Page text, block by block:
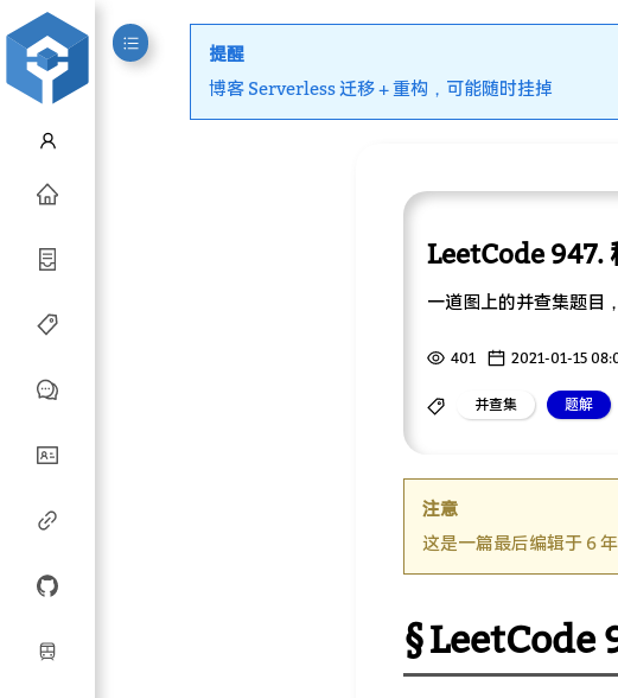
提醒
博客 Serverless 迁移 + 重构，可能随时挂掉
LeetCode 947.
一道图上的并查集题目
401 2021-01-15
并查集 题解
注意
这是一篇最后编辑于 6
LeetCode